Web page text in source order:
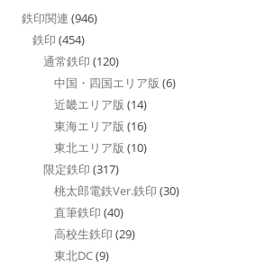
鉄印関連 (946)
鉄印 (454)
通常鉄印 (120)
中国・四国エリア版 (6)
近畿エリア版 (14)
東海エリア版 (16)
東北エリア版 (10)
限定鉄印 (317)
桃太郎電鉄Ver.鉄印 (30)
直筆鉄印 (40)
高校生鉄印 (29)
東北DC(9)